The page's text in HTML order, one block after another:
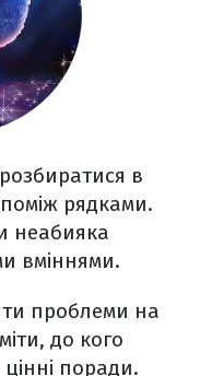
в
поміж рядками.
неабияка
вміннями.
проблеми на
до кого
поради.